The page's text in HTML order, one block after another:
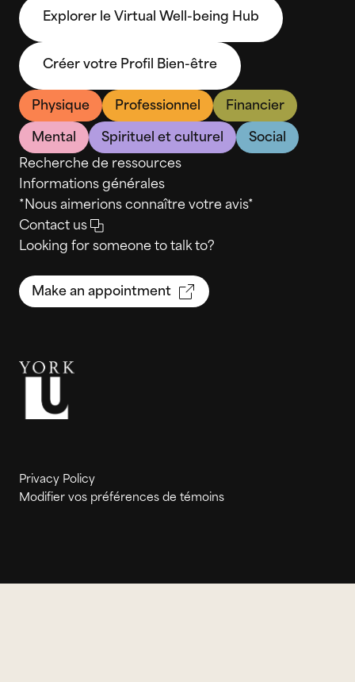
Explorer le Virtual Well-being Hub
Créer votre Profil Bien-être
Physique Professionnel Financier
Mental Spirituel et culturel
Social
Recherche de ressources
Informations générales
*Nous aimerions connaître votre avis*
Contact us
Looking for someone to talk to?
Make an appointment
Privacy Policy
Modifier vos préférences de témoins